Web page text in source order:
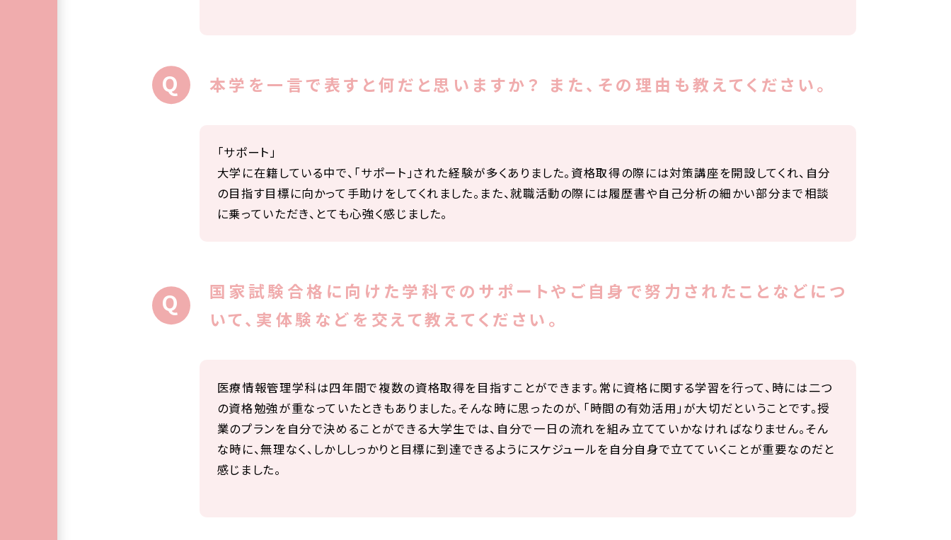
本学を一言で表すと何だと思いますか？ また、その理由も教えてください。
「サポート」
大学に在籍している中で、「サポート」された経験が多くありました。資格取得の際には対策講座を開設してくれ、自分
の目指す目標に向かって手助けをしてくれました。また、就職活動の際には履歴書や自己分析の細かい部分まで相談
に乗っていただき、とても心強く感じました。
国家試験合格に向けた学科でのサポートやご自身で努力されたことなどにつ
いて、実体験などを交えて教えてください。
医療情報管理学科は四年間で複数の資格取得を目指すことができます。常に資格に関する学習を行って、時には二つ
の資格勉強が重なっていたときもありました。そんな時に思ったのが、「時間の有効活用」が大切だということです。授
業のプランを自分で決めることができる大学生では、自分で一日の流れを組み立てていかなければなりません。そん
な時に、無理なく、しかししっかりと目標に到達できるようにスケジュールを自分自身で立てていくことが重要なのだと
感じました。